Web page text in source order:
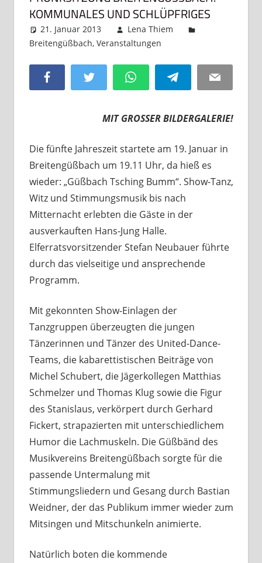
OMMUNALES UND SCHLÜPFRIGES
21. Januar 2013
Lena Thiem
Breitengüßbach, Veranstaltungen
Facebook Twitter WhatsAppTelegram Email
MIT GROSSER BILDERGALERIE!
Die fünfte Jahreszeit startete am 19. Januar in
Breitengüßbach um 19.11 Uhr, da hieß es
wieder: „Güßbach Tsching Bumm“. Show-Tanz,
Witz und Stimmungsmusik bis nach
Mitternacht erlebten die Gäste in der
ausverkauften Hans-Jung Halle.
Elferratsvorsitzender Stefan Neubauer führte
durch das vielseitige und ansprechende
Programm.
Mit gekonnten Show-Einlagen der
Tanzgruppen überzeugten die jungen
Tänzerinnen und Tänzer des United-Dance-
Teams, die kabarettistischen Beiträge von
Michel Schubert, die Jägerkollegen Matthias
Schmelzer und Thomas Klug sowie die Figur
des Stanislaus, verkörpert durch Gerhard
Fickert, strapazierten mit unterschiedlichem
Humor die Lachmuskeln. Die Güßbänd des
Musikvereins Breitengüßbach sorgte für die
passende Untermalung mit
Stimmungsliedern und Gesang durch Bastian
Weidner, der das Publikum immer wieder zum
Mitsingen und Mitschunkeln animierte.
Natürlich boten die kommende